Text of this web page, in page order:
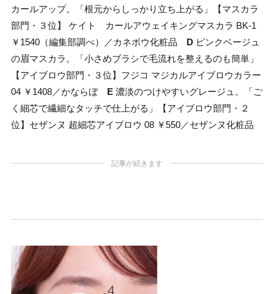
カールアップ。「根元からしっかり立ち上がる」【マスカラ
部門・３位】 ケイト カールアウェイキングマスカラ BK-1
￥1540（編集部調べ）／カネボウ化粧品 D ピンクベージュ
の眉マスカラ。「小さめブラシで毛流れを整えるのも簡単」
【アイブロウ部門・３位】フジコ マジカルアイブロウカラー
04 ￥1408／かならぼ E 濃淡のつけやすいグレージュ。「ご
く細芯で繊細なタッチで仕上がる」【アイブロウ部門・２
位】セザンヌ 超細芯アイブロウ 08 ￥550／セザンヌ化粧品
記事が続きます